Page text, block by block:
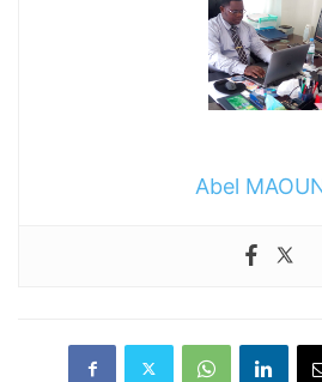
Abel